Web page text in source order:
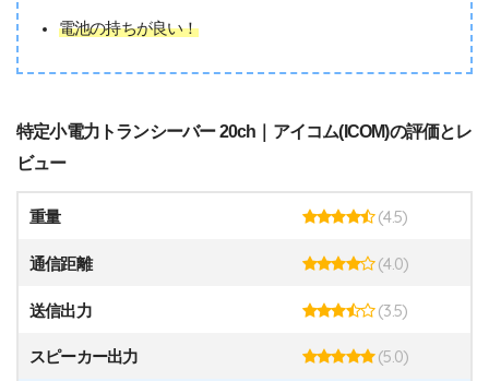
電池の持ちが良い！
特定小電力トランシーバー 20ch｜アイコム(ICOM)の評価とレ
ビュー
重量 (4.5)
通信距離 (4.0)
送信出力 (3.5)
スピーカー出力 (5.0)